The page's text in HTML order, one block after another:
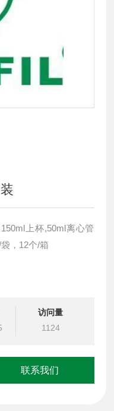
，12个/箱
访问量
1124
联系我们